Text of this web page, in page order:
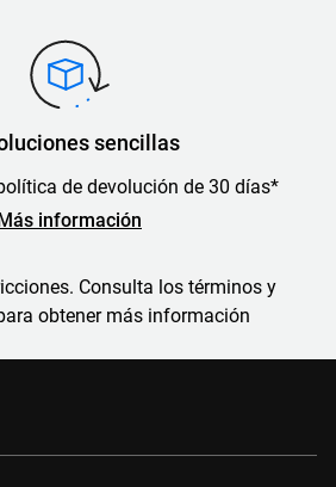
sencillas
de devolución de 30 días*
información
Consulta los términos y
obtener más información